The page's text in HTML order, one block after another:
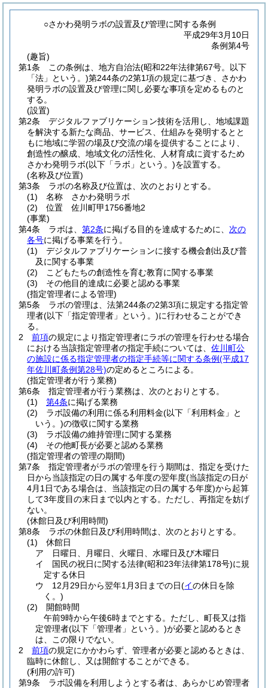
○さかわ発明ラボの設置及び管理に関する条例
平成29年3月10日
条例第4号
(趣旨)
第1条
この条例は、地方自治法(昭和22年法律第67号。以下
「法」という。)第244条の2第1項の規定に基づき、さかわ
発明ラボの設置及び管理に関し必要な事項を定めるものと
する。
(設置)
第2条
デジタルファブリケーション技術を活用し、地域課題
を解決する新たな商品、サービス、仕組みを発明するとと
もに地域に学習の場及び交流の場を提供することにより、
創造性の醸成、地域文化の活性化、人材育成に資するため
さかわ発明ラボ(以下「ラボ」という。)を設置する。
(名称及び位置)
第3条
ラボの名称及び位置は、次のとおりとする。
(1)
名称 さかわ発明ラボ
(2)
位置 佐川町甲1756番地2
(事業)
第4条
ラボは、 第2条に掲げる目的を達成するために、 次の
各号に掲げる事業を行う。
(1)
デジタルファブリケーションに接する機会創出及び普
及に関する事業
(2)
こどもたちの創造性を育む教育に関する事業
(3)
その他目的達成に必要と認める事業
(指定管理者による管理)
第5条
ラボの管理は、法第244条の2第3項に規定する指定管
理者(以下「指定管理者」という。)に行わせることができ
る。
2
前項の規定により指定管理者にラボの管理を行わせる場合
における当該指定管理者の指定手続については、 佐川町公
の施設に係る指定管理者の指定手続等に関する条例(平成17
年佐川町条例第28号)の定めるところによる。
(指定管理者が行う業務)
第6条
指定管理者が行う業務は、次のとおりとする。
(1)
第4条に掲げる業務
(2)
ラボ設備の利用に係る利用料金(以下「利用料金」と
いう。)の徴収に関する業務
(3)
ラボ設備の維持管理に関する業務
(4)
その他町長が必要と認める業務
(指定管理者の管理の期間)
第7条
指定管理者がラボの管理を行う期間は、指定を受けた
日から当該指定の日の属する年度の翌年度(当該指定の日が
4月1日である場合は、当該指定の日の属する年度)から起算
して3年度目の末日まで以内とする。 ただし、再指定を妨げ
ない。
(休館日及び利用時間)
第8条
ラボの休館日及び利用時間は、次のとおりとする。
(1)
休館日
ア
日曜日、月曜日、火曜日、水曜日及び木曜日
イ
国民の祝日に関する法律(昭和23年法律第178号)に規
定する休日
ウ
12月29日から翌年1月3日までの日(イの休日を除
く。)
(2)
開館時間
午前9時から午後6時までとする。ただし、町長又は指
定管理者(以下「管理者」という。)が必要と認めるとき
は、この限りでない。
2
前項の規定にかかわらず、管理者が必要と認めるときは、
臨時に休館し、又は開館することができる。
(利用の許可)
第9条
ラボ設備を利用しようとする者は、あらかじめ管理者